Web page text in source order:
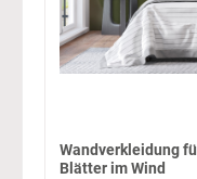
Wandverkleidung
Blätter im Wind